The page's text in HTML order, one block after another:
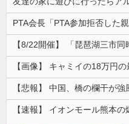
【速報】 イオンモール熊本